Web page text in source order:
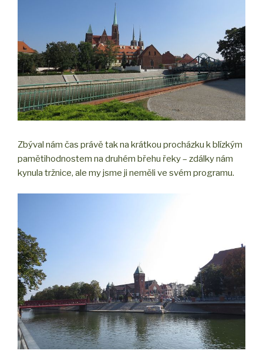
Zbýval nám čas právě tak na krátkou procházku k blízkým
pamětihodnostem na druhém břehu řeky – zdálky nám
kynula tržnice, ale my jsme ji neměli ve svém programu.